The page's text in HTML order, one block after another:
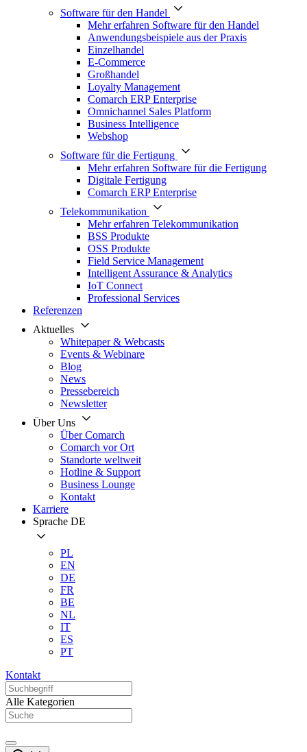
Software für den Handel
Mehr erfahren Software für den Handel
Anwendungsbeispiele aus der Praxis
Einzelhandel
E-Commerce
Großhandel
Loyalty Management
Comarch ERP Enterprise
Omnichannel Sales Platform
Business Intelligence
Webshop
Software für die Fertigung
Mehr erfahren Software für die Fertigung
Digitale Fertigung
Comarch ERP Enterprise
Telekommunikation
Mehr erfahren Telekommunikation
BSS Produkte
OSS Produkte
Field Service Management
Intelligent Assurance & Analytics
IoT Connect
Professional Services
Referenzen
Aktuelles
Whitepaper & Webcasts
Events & Webinare
Blog
News
Pressebereich
Newsletter
Über Uns
Über Comarch
Comarch vor Ort
Standorte weltweit
Hotline & Support
Business Lounge
Kontakt
Karriere
Sprache DE
PL
EN
DE
FR
BE
NL
IT
ES
PT
Kontakt
Alle Kategorien